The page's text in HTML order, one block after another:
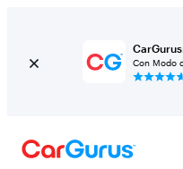
Con Modo